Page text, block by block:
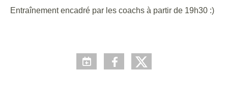
Entraînement encadré par les coachs à partir de 19h30 :)